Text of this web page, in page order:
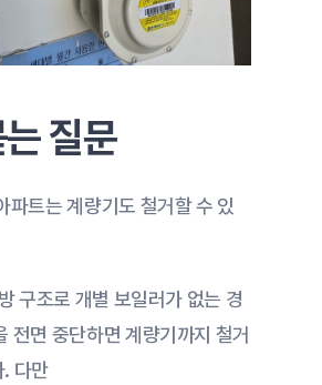
질문
파트는 계량기도 철거할 수 있
구조로 개별 보일러가 없는 경
전면 중단하면 계량기까지 철거
. 다만